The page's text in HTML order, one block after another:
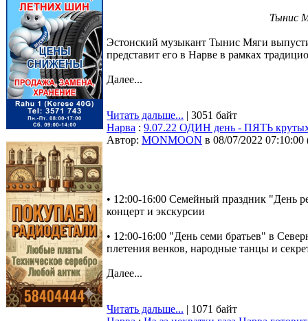
Тынис
Эстонский музыкант Тынис Мяги
представит его в Нарве в рамках
Далее...
Читать дальше... | 3051 байт
Нарва : 9.07.22 ОДИН день - ПЯТЬ
Автор: MONMOON в 08/07/2022 07:10:00
• 12:00-16:00 Семейный праздник "День
концерт и экскурсии
• 12:00-16:00 "День семи братьев" в
плетения венков, народные танцы и
Далее...
Читать дальше... | 1071 байт